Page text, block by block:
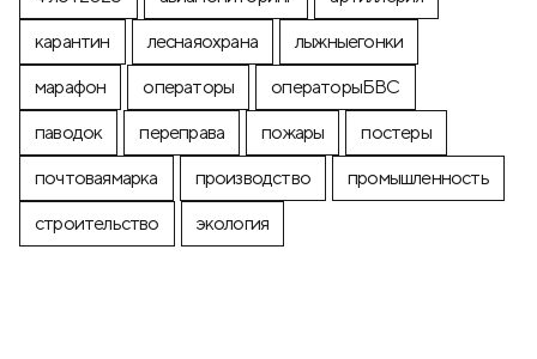
карантин
леснаяохрана
лыжныегонки
марафон
операторы
операторыБВС
паводок
переправа пожары
постеры
почтоваямарка
производство
промышленность
строительство
экология